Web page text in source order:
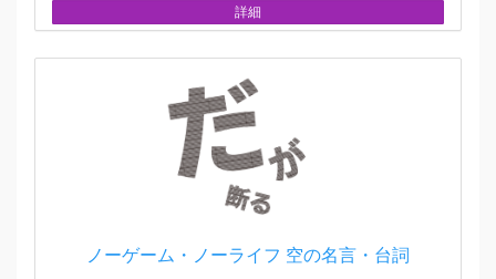
詳細
ノーゲーム・ノーライフ 空の名言・台詞